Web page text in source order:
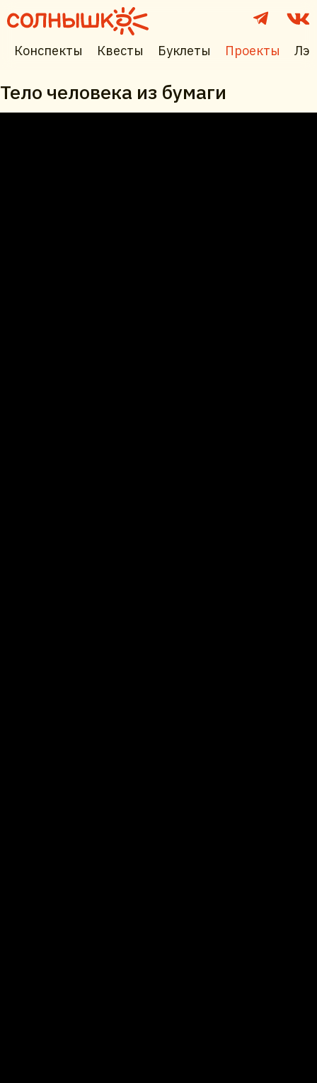
Конспекты Квесты Буклеты Проекты
Тело человека из бумаги